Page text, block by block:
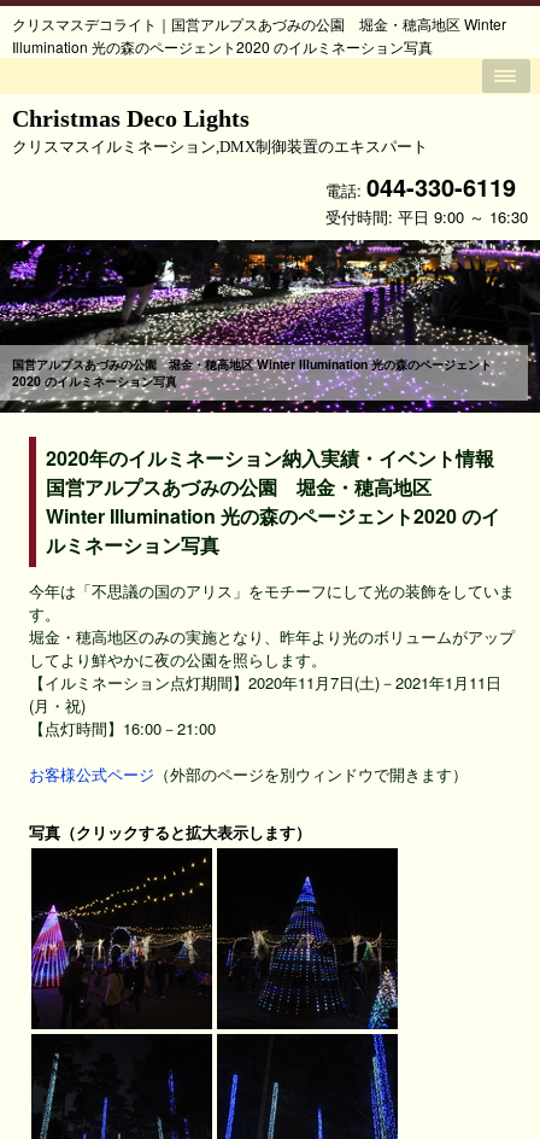
クリスマスデコライト｜国営アルプスあづみの公園 堀金・穂高地区 Winter
Illumination 光の森のページェント2020 のイルミネーション写真
Christmas Deco Lights
クリスマスイルミネーション,DMX制御装置のエキスパート
電話: 044-330-6119
受付時間: 平日 9:00 ～ 16:30
国営アルプスあづみの公園 堀金・穂高地区 Winter Illumination 光の森のページェント
2020 のイルミネーション写真
2020年のイルミネーション納入実績・イベント情報
国営アルプスあづみの公園 堀金・穂高地区
Winter Illumination 光の森のページェント2020 のイ
ルミネーション写真
今年は「不思議の国のアリス」をモチーフにして光の装飾をしていま
す。
堀金・穂高地区のみの実施となり、昨年より光のボリュームがアップ
してより鮮やかに夜の公園を照らします。
【イルミネーション点灯期間】2020年11月7日(土)－2021年1月11日
(月・祝)
【点灯時間】16:00－21:00
お客様公式ページ （外部のページを別ウィンドウで開きます）
写真（クリックすると拡大表示します）